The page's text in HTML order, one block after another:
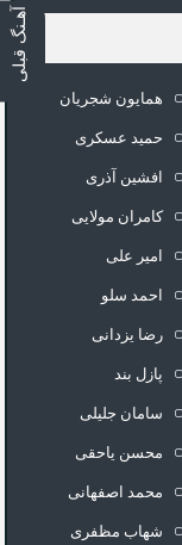
آهـنگ قبلی
همایون شجریان
حمید عسکری
افشین آذری
کامران مولایی
امیر علی
احمد سلو
رضا یزدانی
پازل بند
سامان جلیلی
محسن یاحقی
محمد اصفهانی
شهاب مظفری